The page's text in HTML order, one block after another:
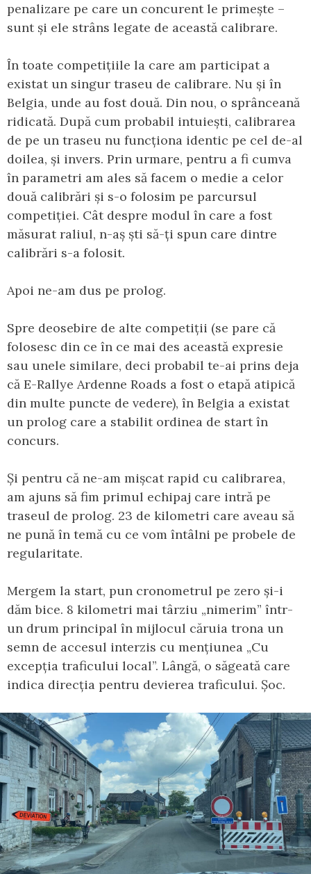
penalizare pe care un concurent le primește –
sunt și ele strâns legate de această calibrare.
În toate competițiile la care am participat a
existat un singur traseu de calibrare. Nu și în
Belgia, unde au fost două. Din nou, o sprânceană
ridicată. După cum probabil intuiești, calibrarea
de pe un traseu nu funcționa identic pe cel de-al
doilea, și invers. Prin urmare, pentru a fi cumva
în parametri am ales să facem o medie a celor
două calibrări și s-o folosim pe parcursul
competiției. Cât despre modul în care a fost
măsurat raliul, n-aș ști să-ți spun care dintre
calibrări s-a folosit.
Apoi ne-am dus pe prolog.
Spre deosebire de alte competiții (se pare că
folosesc din ce în ce mai des această expresie
sau unele similare, deci probabil te-ai prins deja
că E-Rallye Ardenne Roads a fost o etapă atipică
din multe puncte de vedere), în Belgia a existat
un prolog care a stabilit ordinea de start în
concurs.
Și pentru că ne-am mișcat rapid cu calibrarea,
am ajuns să fim primul echipaj care intră pe
traseul de prolog. 23 de kilometri care aveau să
ne pună în temă cu ce vom întâlni pe probele de
regularitate.
Mergem la start, pun cronometrul pe zero și-i
dăm bice. 8 kilometri mai târziu „nimerim” într-
un drum principal în mijlocul căruia trona un
semn de accesul interzis cu mențiunea „Cu
excepția traficului local”. Lângă, o săgeată care
indica direcția pentru devierea traficului. Șoc.